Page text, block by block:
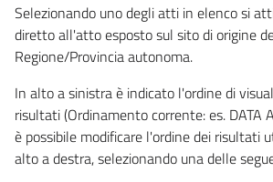
Selezionando uno degli atti in elenco si
diretto all'atto esposto sul sito di origine
Regione/Provincia autonoma.
In alto a sinistra è indicato l'ordine di
risultati (Ordinamento corrente: es. DATA
è possibile modificare l'ordine dei risultati
alto a destra, selezionando una delle